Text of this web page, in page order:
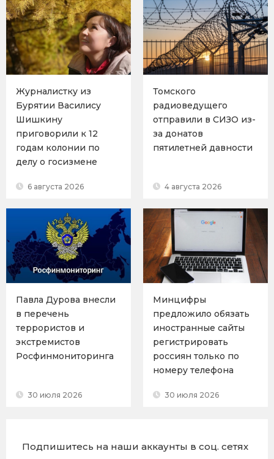
Журналистку из
Бурятии Василису
Шишкину
приговорили к 12
годам колонии по
делу о госизмене
6 августа 2026
Томского
радиоведущего
отправили в СИЗО из-
за донатов
пятилетней давности
4 августа 2026
Павла Дурова внесли
в перечень
террористов и
экстремистов
Росфинмониторинга
30 июля 2026
Минцифры
предложило обязать
иностранные сайты
регистрировать
россиян только по
номеру телефона
30 июля 2026
Подпишитесь на наши аккаунты в соц. сетях